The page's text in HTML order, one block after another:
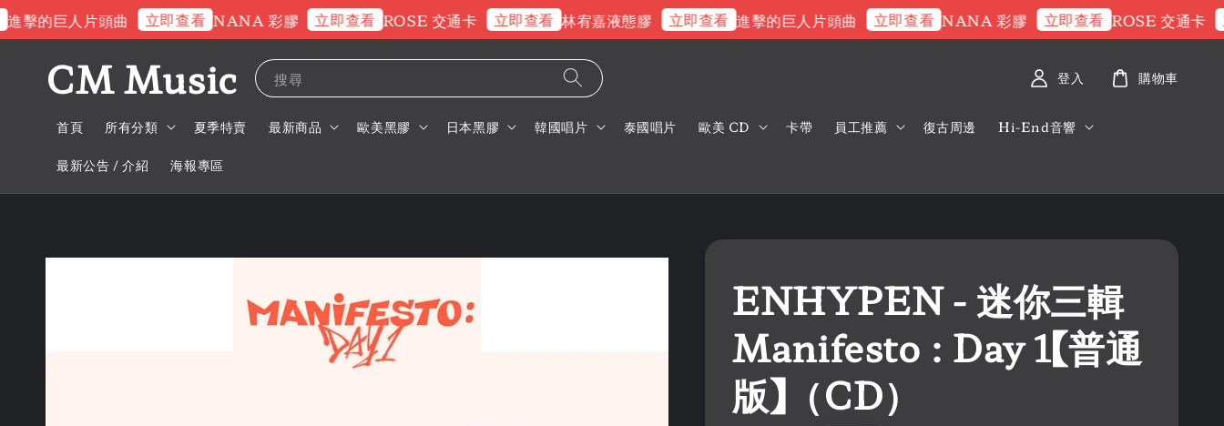
的巨人片頭曲 立即查看 NANA 彩膠 立即查看 ROSE 交通卡 立即查看 林宥嘉液態膠 立即查看 進擊的巨人片頭曲 立即查看 NANA 彩膠 立即查看 ROSE 交通卡 立
CM Music 搜尋
首頁 所有分類 夏季特賣 最新商品 歐美黑膠 日本黑膠 韓國唱片 泰國唱片 歐美 CD 卡帶 員工推薦 復古周邊 Hi-End音響
最新公告 / 介紹 海報專區
登入 購物車
ENHYPEN - 迷你三輯
Manifesto : Day 1【普通
版】（CD）